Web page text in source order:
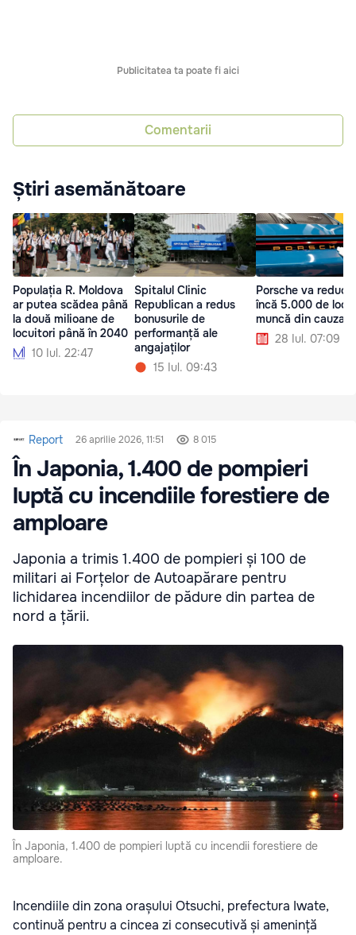
Publicitatea ta poate fi aici
Comentarii
Știri asemănătoare
Populația R. Moldova
ar putea scădea până
la două milioane de
locuitori până în 2040
10 Iul. 22:47
Spitalul Clinic
Republican a redus
bonusurile de
performanță ale
angajaților
15 Iul. 09:43
Porsche va reduce
încă 5.000 de
muncă din cauza
28 Iul. 07:09
Report 26 aprilie 2026, 11:51 8 015
În Japonia, 1.400 de pompieri
luptă cu incendiile forestiere de
amploare
Japonia a trimis 1.400 de pompieri și 100 de
militari ai Forțelor de Autoapărare pentru
lichidarea incendiilor de pădure din partea de
nord a țării.
În Japonia, 1.400 de pompieri luptă cu incendii forestiere de
amploare.
Incendiile din zona orașului Otsuchi, prefectura Iwate,
continuă pentru a cincea zi consecutivă și amenință